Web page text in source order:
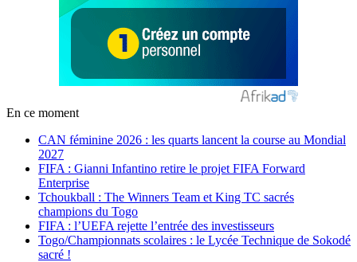
En ce moment
CAN féminine 2026 : les quarts lancent la course au Mondial
2027
FIFA : Gianni Infantino retire le projet FIFA Forward
Enterprise
Tchoukball : The Winners Team et King TC sacrés
champions du Togo
FIFA : l’UEFA rejette l’entrée des investisseurs
Togo/Championnats scolaires : le Lycée Technique de Sokodé
sacré !